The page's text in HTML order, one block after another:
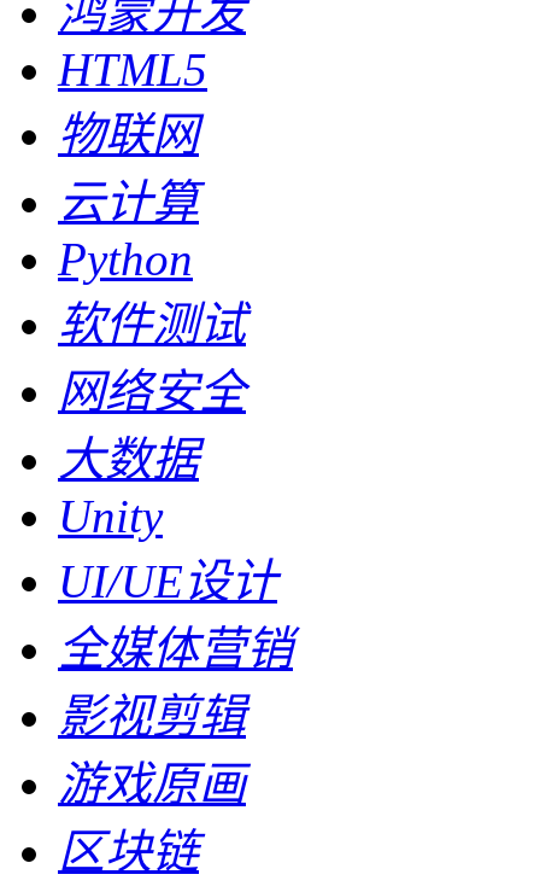
鸿蒙开发
HTML5
物联网
云计算
Python
软件测试
网络安全
大数据
Unity
UI/UE设计
全媒体营销
影视剪辑
游戏原画
区块链